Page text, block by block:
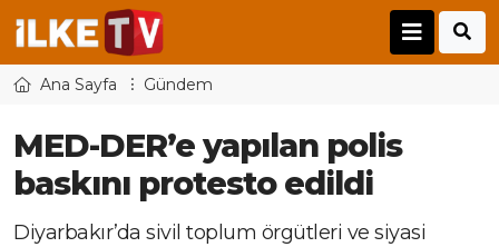
Ana Sayfa Gündem
MED-DER’e yapılan polis
baskını protesto edildi
Diyarbakır’da sivil toplum örgütleri ve siyasi